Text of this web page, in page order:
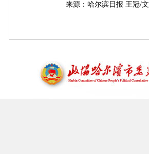
来源：哈尔滨日报 王冠/文